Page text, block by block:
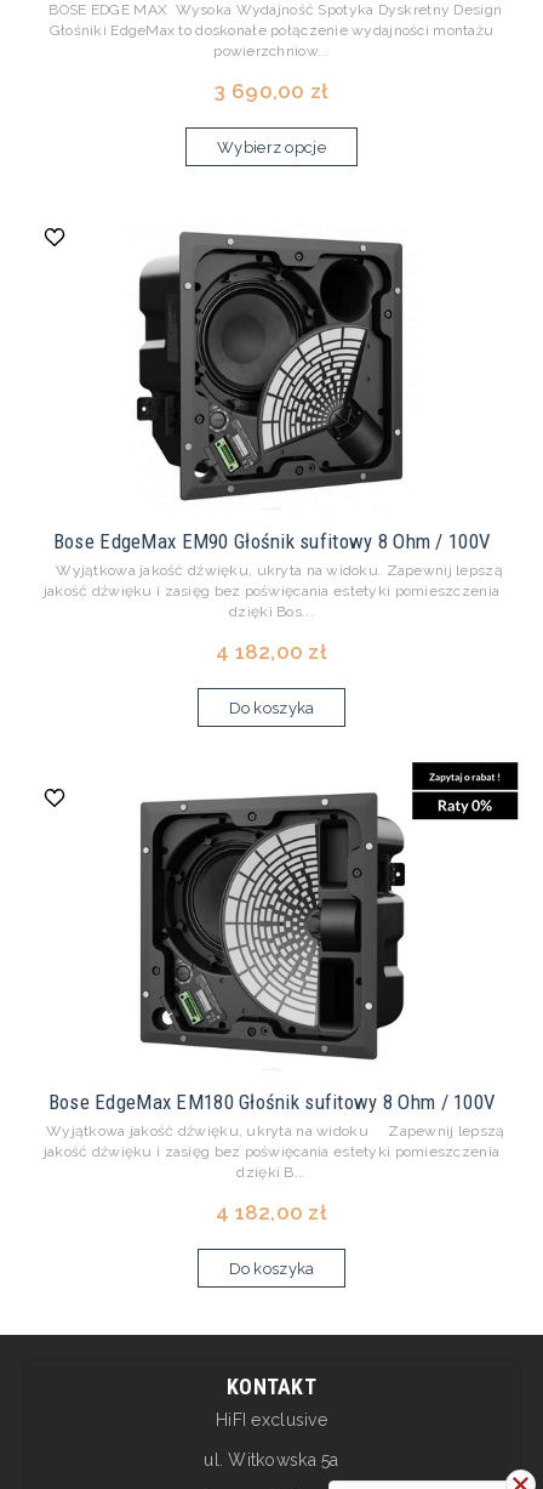
BOSE EDGE MAX Wysoka Wydajność Spotyka Dyskretny Design
Głośniki EdgeMax to doskonałe połączenie wydajności montażu
powierzchniow...
3 690,00 zł
Wybierz opcje
Bose EdgeMax EM90 Głośnik sufitowy 8 Ohm / 100V
Wyjątkowa jakość dźwięku, ukryta na widoku. Zapewnij lepszą
jakość dźwięku i zasięg bez poświęcania estetyki pomieszczenia
dzięki Bos...
4 182,00 zł
Do koszyka
Bose EdgeMax EM180 Głośnik sufitowy 8 Ohm / 100V
Wyjątkowa jakość dźwięku, ukryta na widoku Zapewnij lepszą
jakość dźwięku i zasięg bez poświęcania estetyki pomieszczenia
dzięki B...
4 182,00 zł
Do koszyka
KONTAKT
HiFI exclusive
ul. Witkowska 5a